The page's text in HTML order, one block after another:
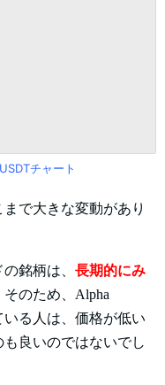
チャート
で大きな変動があり
銘柄は、 長期的にみ
のため、Alpha
いる人は、価格が低い
良いのではないでし